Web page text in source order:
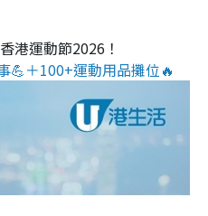
港運動節2026！
💪＋100+運動用品攤位🔥